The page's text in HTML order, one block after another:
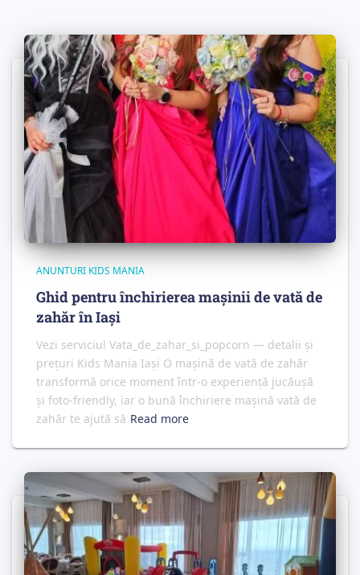
ANUNTURI KIDS MANIA
Ghid pentru închirierea mașinii de vată de
zahăr în Iași
Vezi serviciul Vata_de_zahar_si_popcorn — detalii și
prețuri Kids Mania Iași O mașină de vată de zahăr
transformă orice moment într-o experiență jucăușă
și foto‑friendly, iar o bună închiriere mașină vată de
zahăr te ajută să Read more